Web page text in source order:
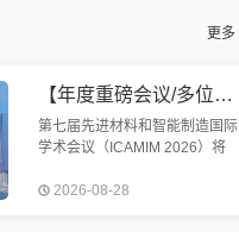
更多
【年度重磅会议/多位院士报告/EI快检索】第七届先进材料与智能制造国际学术会议（ICAMIM 2026）
第七届先进材料和智能制造国际
学术会议（ICAMIM 2026）将
州召开。本次会议旨在加强世界
2026-08-28